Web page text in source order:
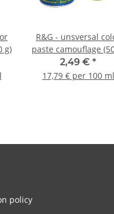
g)
R&G - unsversal
paste camouflage
2,49 € *
17,79 € per 100 ml
policy